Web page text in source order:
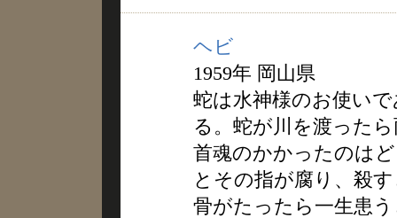
ヘビ
1959年 岡山県
蛇は水神様のお使い
る。蛇が川を渡った
首魂のかかったのは
とその指が腐り、殺
骨がたったら一生患